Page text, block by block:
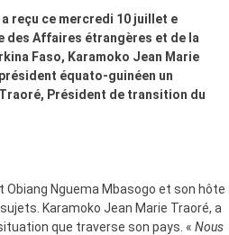
reçu ce mercredi 10 juillet e
des Affaires étrangères et de la
Faso, Karamoko Jean Marie
équato-guinéen un
Président de transition du
Nguema Mbasogo et son hôte
Karamoko Jean Marie Traoré, a
que traverse son pays. « Nous